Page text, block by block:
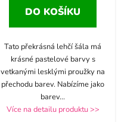
DO KOŠÍKU
Tato překrásná lehčí šála má
krásné pastelové barvy s
vetkanými lesklými proužky na
přechodu barev. Nabízíme jako
barev...
Více na detailu produktu >>